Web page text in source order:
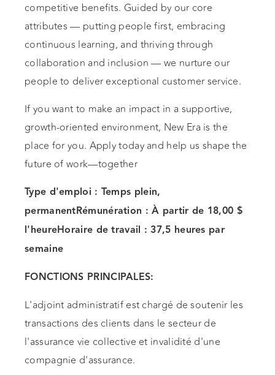
competitive benefits. Guided by our core
attributes — putting people first, embracing
continuous learning, and thriving through
collaboration and inclusion — we nurture our
people to deliver exceptional customer service.
If you want to make an impact in a supportive,
growth-oriented environment, New Era is the
place for you. Apply today and help us shape the
future of work—together
Type d'emploi : Temps plein,
permanentRémunération : À partir de 18,00 $
l'heureHoraire de travail : 37,5 heures par
semaine
FONCTIONS PRINCIPALES:
L'adjoint administratif est chargé de soutenir les
transactions des clients dans le secteur de
l'assurance vie collective et invalidité d'une
compagnie d'assurance.